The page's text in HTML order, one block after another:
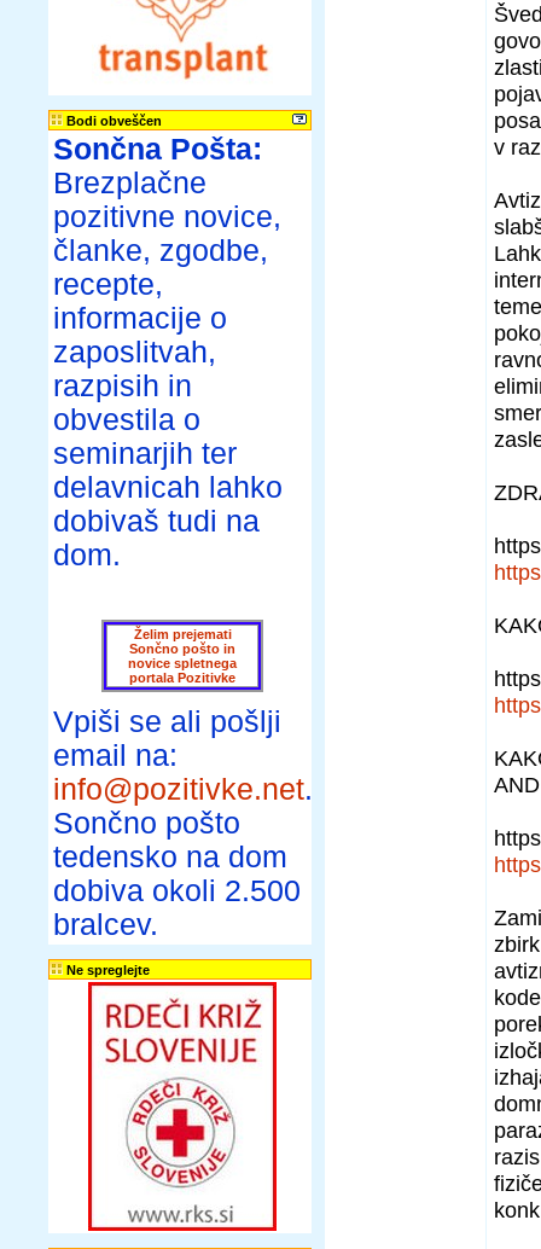
Bodi obveščen
Sončna Pošta:
Brezplačne
pozitivne novice,
članke, zgodbe,
recepte,
informacije o
zaposlitvah,
razpisih in
obvestila o
seminarjih ter
delavnicah lahko
dobivaš tudi na
dom.
Želim prejemati
Sončno pošto in
novice spletnega
portala Pozitivke
Vpiši se ali pošlji
email na:
info@pozitivke.net.
Sončno pošto
tedensko na dom
dobiva okoli 2.500
bralcev.
Ne spreglejte
v